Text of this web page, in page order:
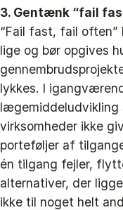
3. Gentænk “fail
“Fail fast, fail often”
lige og bør opgives
lykkes. I
lægemiddeludvikling
virksomheder ikke
porteføljer af
én tilgang fejler,
alternativer, der
ikke til noget helt